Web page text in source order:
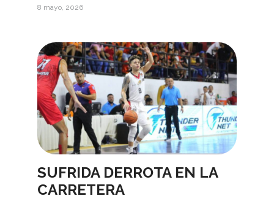
8 mayo, 2026
SUFRIDA DERROTA EN LA
CARRETERA